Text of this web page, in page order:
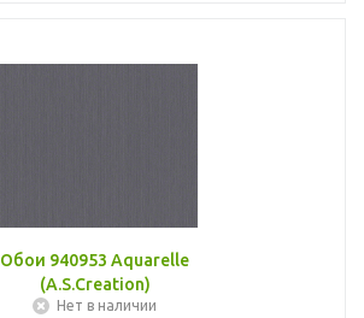
Обои 940953 Aquarelle
(A.S.Creation)
Нет в наличии